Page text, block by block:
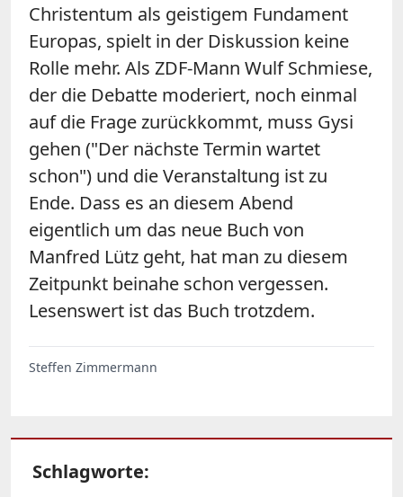
Christentum als geistigem Fundament
Europas, spielt in der Diskussion keine
Rolle mehr. Als ZDF-Mann Wulf Schmiese,
der die Debatte moderiert, noch einmal
auf die Frage zurückkommt, muss Gysi
gehen ("Der nächste Termin wartet
schon") und die Veranstaltung ist zu
Ende. Dass es an diesem Abend
eigentlich um das neue Buch von
Manfred Lütz geht, hat man zu diesem
Zeitpunkt beinahe schon vergessen.
Lesenswert ist das Buch trotzdem.
Steffen Zimmermann
Schlagworte: